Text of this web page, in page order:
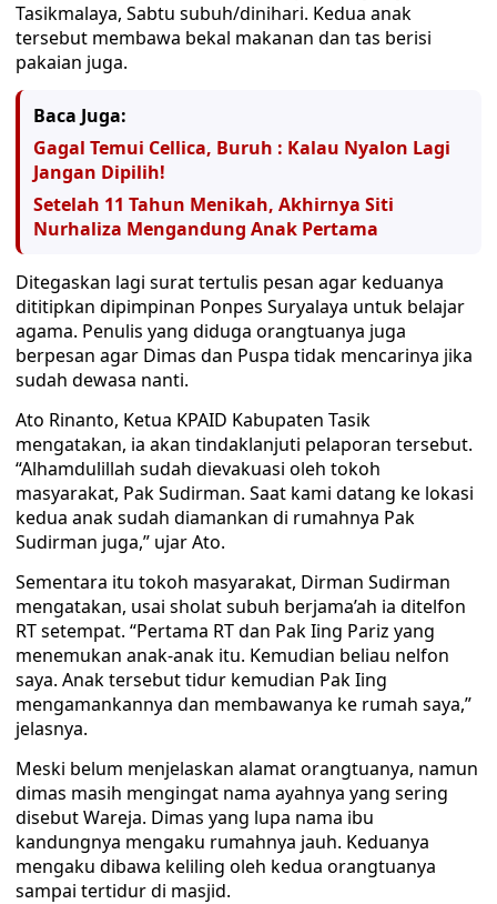
Tasikmalaya, Sabtu subuh/dinihari. Kedua anak
tersebut membawa bekal makanan dan tas berisi
pakaian juga.
Baca Juga:
Gagal Temui Cellica, Buruh : Kalau Nyalon Lagi
Jangan Dipilih!
Setelah 11 Tahun Menikah, Akhirnya Siti
Nurhaliza Mengandung Anak Pertama
Ditegaskan lagi surat tertulis pesan agar keduanya
dititipkan dipimpinan Ponpes Suryalaya untuk belajar
agama. Penulis yang diduga orangtuanya juga
berpesan agar Dimas dan Puspa tidak mencarinya jika
sudah dewasa nanti.
Ato Rinanto, Ketua KPAID Kabupaten Tasik
mengatakan, ia akan tindaklanjuti pelaporan tersebut.
“Alhamdulillah sudah dievakuasi oleh tokoh
masyarakat, Pak Sudirman. Saat kami datang ke lokasi
kedua anak sudah diamankan di rumahnya Pak
Sudirman juga,” ujar Ato.
Sementara itu tokoh masyarakat, Dirman Sudirman
mengatakan, usai sholat subuh berjama’ah ia ditelfon
RT setempat. “Pertama RT dan Pak Iing Pariz yang
menemukan anak-anak itu. Kemudian beliau nelfon
saya. Anak tersebut tidur kemudian Pak Iing
mengamankannya dan membawanya ke rumah saya,”
jelasnya.
Meski belum menjelaskan alamat orangtuanya, namun
dimas masih mengingat nama ayahnya yang sering
disebut Wareja. Dimas yang lupa nama ibu
kandungnya mengaku rumahnya jauh. Keduanya
mengaku dibawa keliling oleh kedua orangtuanya
sampai tertidur di masjid.